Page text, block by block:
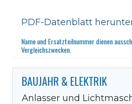
PDF-Datenblatt
Name und Ersatzteilnummer dienen
Vergleichszwecken.
BAUJAHR & ELEKTRIK
Anlasser und